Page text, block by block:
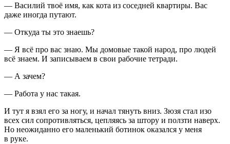
— Василий твоё имя, как кота из соседней квартиры. Вас
даже иногда путают.
— Откуда ты это знаешь?
— Я всё про вас знаю. Мы домовые такой народ, про людей
всё знаем. И записываем в свои рабочие тетради.
— А зачем?
— Работа у нас такая.
И тут я взял его за ногу, и начал тянуть вниз. Зюзя стал изо
всех сил сопротивляться, цепляясь за штору и ползти наверх.
Но неожиданно его маленький ботинок оказался у меня
в руке.